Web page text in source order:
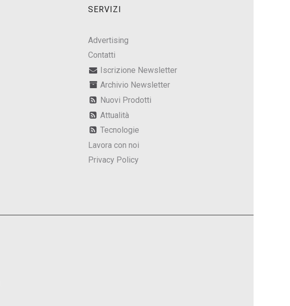
SERVIZI
Advertising
Contatti
Iscrizione Newsletter
Archivio Newsletter
Nuovi Prodotti
Attualità
Tecnologie
Lavora con noi
Privacy Policy